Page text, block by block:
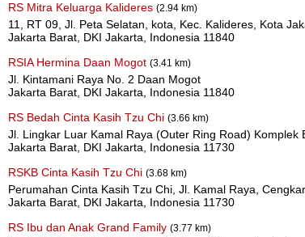
RS Mitra Keluarga Kalideres (2.94 km)
11, RT 09, Jl. Peta Selatan, kota, Kec. Kalideres, Kota
Jakarta Barat, DKI Jakarta, Indonesia 11840
RSIA Hermina Daan Mogot (3.41 km)
Jl. Kintamani Raya No. 2 Daan Mogot
Jakarta Barat, DKI Jakarta, Indonesia 11840
RS Bedah Cinta Kasih Tzu Chi (3.66 km)
Jl. Lingkar Luar Kamal Raya (Outer Ring Road)
Jakarta Barat, DKI Jakarta, Indonesia 11730
RSKB Cinta Kasih Tzu Chi (3.68 km)
Perumahan Cinta Kasih Tzu Chi, Jl. Kamal Raya,
Jakarta Barat, DKI Jakarta, Indonesia 11730
RS Ibu dan Anak Grand Family (3.77 km)